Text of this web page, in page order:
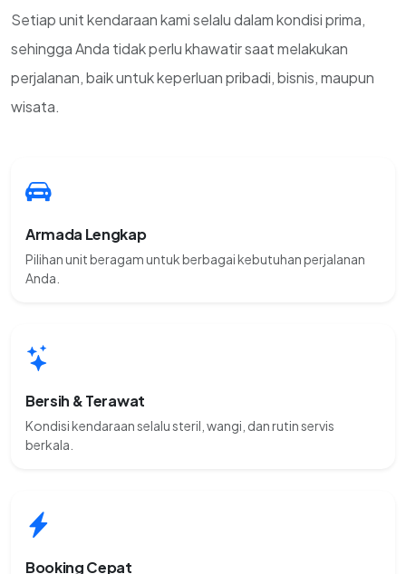
Setiap unit kendaraan kami selalu dalam kondisi prima,
sehingga Anda tidak perlu khawatir saat melakukan
perjalanan, baik untuk keperluan pribadi, bisnis, maupun
wisata.
Armada Lengkap
Pilihan unit beragam untuk berbagai kebutuhan perjalanan
Anda.
Bersih & Terawat
Kondisi kendaraan selalu steril, wangi, dan rutin servis
berkala.
Booking Cepat